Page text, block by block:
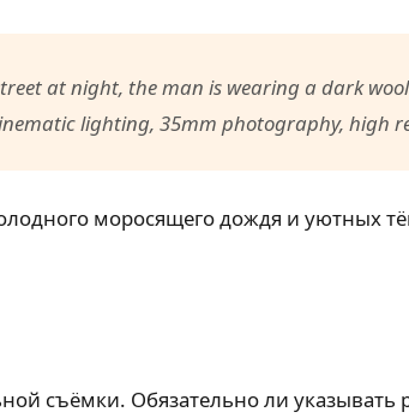
at night, the man is wearing a dark
lighting, 35mm photography, high
моросящего дождя и уютных
съёмки. Обязательно ли